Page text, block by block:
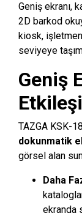
Geniş ekranı,
2D barkod
kiosk,
seviyeye
Geniş
TAZGA KSK-
dokunmatik
görsel alan
Daha
ekranda